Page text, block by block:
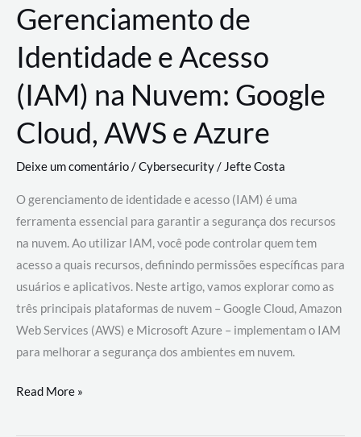
Gerenciamento de
Identidade e Acesso
(IAM) na Nuvem: Google
Cloud, AWS e Azure
Deixe um comentário/Cybersecurity/ Jefte Costa
O gerenciamento de identidade e acesso (IAM) é uma
ferramenta essencial para garantir a segurança dos recursos
na nuvem. Ao utilizar IAM, você pode controlar quem tem
acesso a quais recursos, definindo permissões específicas para
usuários e aplicativos. Neste artigo, vamos explorar como as
três principais plataformas de nuvem – Google Cloud, Amazon
Web Services (AWS) e Microsoft Azure – implementam o IAM
para melhorar a segurança dos ambientes em nuvem.
Gerenciamento
Read More »